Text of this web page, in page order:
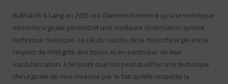
Bukhardt & Lang en 2005 ont clairement montré qu’une technique
microchirurgicale permettait une meilleure cicatrisation qu’une
technique classique. La clé du succès de la microchirurgie est le
respect de l’intégrité des tissus et en particulier de leur
vascularisation. A tel point que l’on peut qualifier une technique
chirurgicale de mini-invasive par le fait qu’elle respecte la